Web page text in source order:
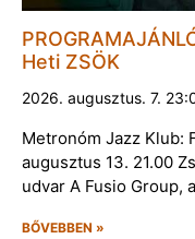
Heti ZSÖK
2026. augusztus. 7.
Metronóm Jazz Klub:
augusztus 13. 21.00
udvar A Fusio Group,
BŐVEBBEN »